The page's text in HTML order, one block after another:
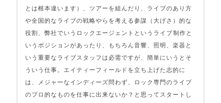
とは根本違います）、ツアーを組んだり、ライブのあり方
や全国的なライブの戦略やらを考える参謀（大げさ）的な
役割、弊社でいうロックエージェントというライブ制作と
いうポジションがあったり、もちろん音響、照明、楽器と
いう重要なライブスタッフは必需ですが、簡単にいうとそ
ういう仕事。エイティーフィールドを立ち上げた志的に
は、メジャーなインディーズ問わず、ロック専門のライブ
のプロ的なものを仕事に出来ないか？と思ってスタートし